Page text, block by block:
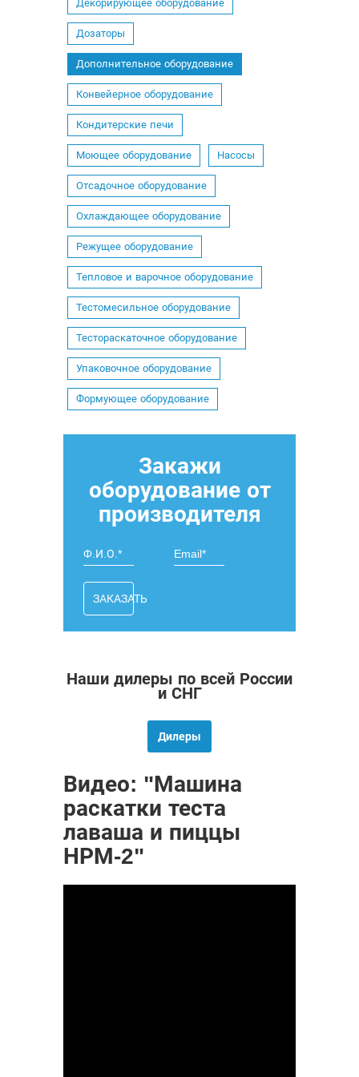
Декорирующее оборудование
Дозаторы
Дополнительное оборудование
Конвейерное оборудование
Кондитерские печи
Моющее оборудование Насосы
Отсадочное оборудование
Охлаждающее оборудование
Режущее оборудование
Тепловое и варочное оборудование
Тестомесильное оборудование
Тестораскаточное оборудование
Упаковочное оборудование
Формующее оборудование
Закажи
оборудование от
производителя
ЗАКАЗАТЬ
Наши дилеры по всей России
и СНГ
Дилеры
Видео: "Машина
раскатки теста
лаваша и пиццы
НРМ-2"